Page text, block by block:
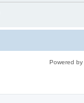
Powered by